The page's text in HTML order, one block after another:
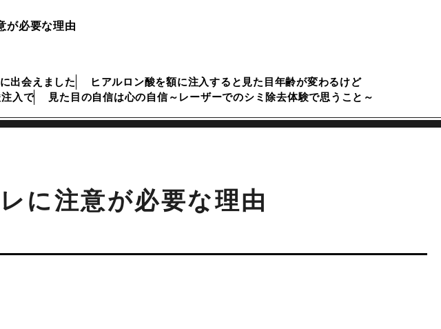
が必要な理由
出会えました
ヒアルロン酸を額に注入すると見た目年齢が変わるけど
入で 見た目の自信は心の自信～レーザーでのシミ除去体験で思うこと～
に注意が必要な理由